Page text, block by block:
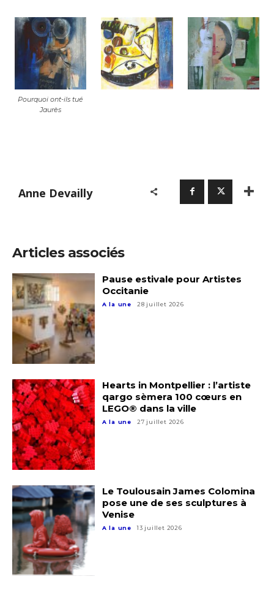
Pourquoi ont-ils tué
Jaurès
Anne Devailly
Articles associés
Pause estivale pour Artistes
Occitanie
A la une 28 juillet 2026
Hearts in Montpellier : l’artiste
qargo sèmera 100 cœurs en
LEGO® dans la ville
A la une 27 juillet 2026
Le Toulousain James Colomina
pose une de ses sculptures à
Venise
A la une 13 juillet 2026